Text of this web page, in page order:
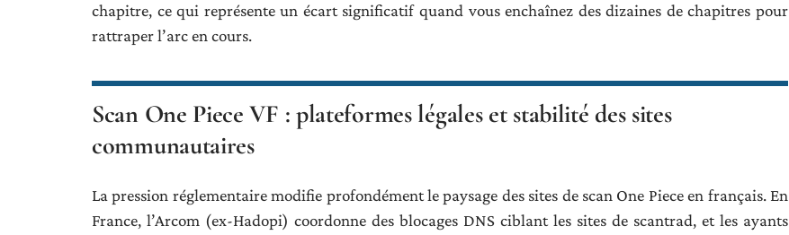
chapitre, ce qui représente un écart significatif quand vous enchaînez des dizaines de chapitres pour
rattraper l’arc en cours.
Scan One Piece VF : plateformes légales et stabilité des sites
communautaires
La pression réglementaire modifie profondément le paysage des sites de scan One Piece en français. En
France, l’Arcom (ex-Hadopi) coordonne des blocages DNS ciblant les sites de scantrad, et les ayants